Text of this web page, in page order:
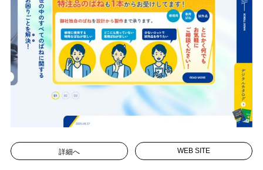
詳細へ WEB SITE